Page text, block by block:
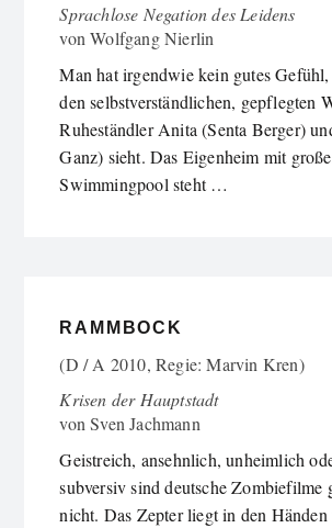
Sprachlose Negation des Leidens
vonWolfgang Nierlin
Man hat irgendwie kein gutes
den selbstverständlichen, gepflegten
Ruheständler Anita (Senta Berger)
Ganz) sieht. Das Eigenheim mit
Swimmingpool steht …
RAMMBOCK
(D / A 2010, Regie: Marvin Kren)
Krisen der Hauptstadt
vonSven Jachmann
Geistreich, ansehnlich, unheimlich
subversiv sind deutsche Zombiefilme
nicht. Das Zepter liegt in den